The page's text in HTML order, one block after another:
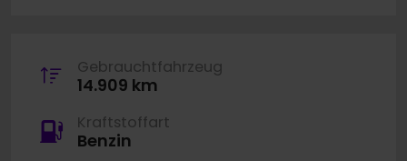
Gebrauchtfahrzeug
14.909 km
Kraftstoffart
Benzin